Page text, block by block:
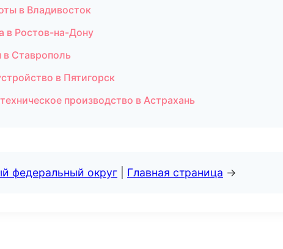
в Владивосток
в Ростов-на-Дону
Ставрополь
в Пятигорск
производство в Астрахань
федеральный округ Главная страница →